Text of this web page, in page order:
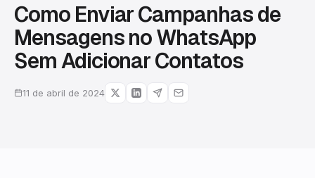
Como Enviar Campanhas de
Mensagens no WhatsApp
Sem Adicionar Contatos
11 de abril de 2024